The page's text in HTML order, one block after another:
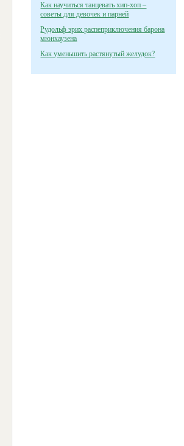
Как научиться танцевать хип-хоп –
советы для девочек и парней
Рудольф эрих распеприключения барона
мюнхаузена
Как уменьшить растянутый желудок?